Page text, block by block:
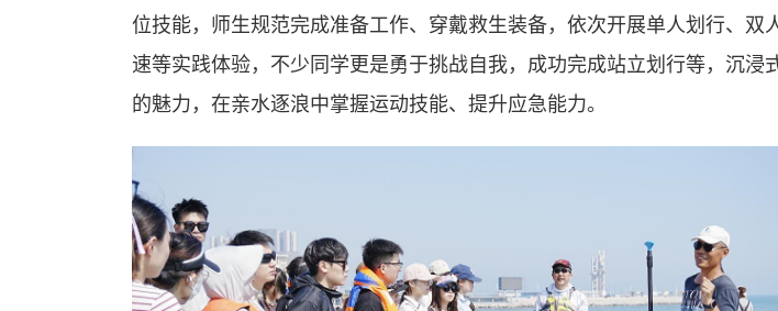
位技能，师生规范完成准备工作、穿戴救生装备，依次开展单人划行、双
速等实践体验，不少同学更是勇于挑战自我，成功完成站立划行等，沉浸
的魅力，在亲水逐浪中掌握运动技能、提升应急能力。